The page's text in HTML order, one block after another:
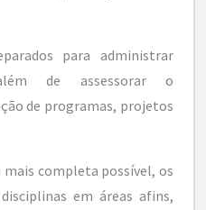
para administrar
de assessorar o
de programas, projetos
mais completa possível, os
em áreas afins,